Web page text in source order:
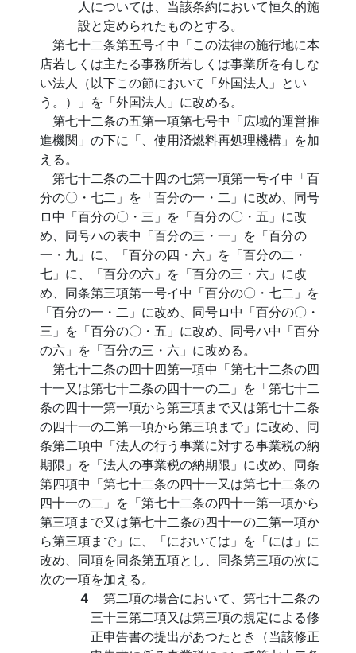
人については、当該条約において恒久的施
設と定められたものとする。
第七十二条第五号イ中「この法律の施行地に本
店若しくは主たる事務所若しくは事業所を有しな
い法人（以下この節において「外国法人」とい
う。）」を「外国法人」に改める。
第七十二条の五第一項第七号中「広域的運営推
進機関」の下に「、使用済燃料再処理機構」を加
える。
第七十二条の二十四の七第一項第一号イ中「百
分の〇・七二」を「百分の一・二」に改め、同号
ロ中「百分の〇・三」を「百分の〇・五」に改
め、同号ハの表中「百分の三・一」を「百分の
一・九」に、「百分の四・六」を「百分の二・
七」に、「百分の六」を「百分の三・六」に改
め、同条第三項第一号イ中「百分の〇・七二」を
「百分の一・二」に改め、同号ロ中「百分の〇・
三」を「百分の〇・五」に改め、同号ハ中「百分
の六」を「百分の三・六」に改める。
第七十二条の四十四第一項中「第七十二条の四
十一又は第七十二条の四十一の二」を「第七十二
条の四十一第一項から第三項まで又は第七十二条
の四十一の二第一項から第三項まで」に改め、同
条第二項中「法人の行う事業に対する事業税の納
期限」を「法人の事業税の納期限」に改め、同条
第四項中「第七十二条の四十一又は第七十二条の
四十一の二」を「第七十二条の四十一第一項から
第三項まで又は第七十二条の四十一の二第一項か
ら第三項まで」に、「においては」を「には」に
改め、同項を同条第五項とし、同条第三項の次に
次の一項を加える。
４ 第二項の場合において、第七十二条の
三十三第二項又は第三項の規定による修
正申告書の提出があつたとき（当該修正